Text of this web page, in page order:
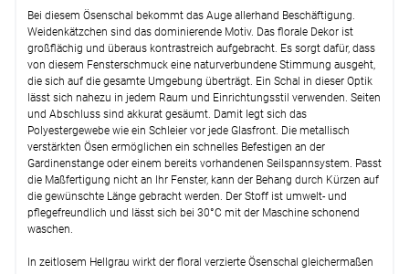
Bei diesem Ösenschal bekommt das Auge allerhand Beschäftigung.
Weidenkätzchen sind das dominierende Motiv. Das florale Dekor ist
großflächig und überaus kontrastreich aufgebracht. Es sorgt dafür, dass
von diesem Fensterschmuck eine naturverbundene Stimmung ausgeht,
die sich auf die gesamte Umgebung überträgt. Ein Schal in dieser Optik
lässt sich nahezu in jedem Raum und Einrichtungsstil verwenden. Seiten
und Abschluss sind akkurat gesäumt. Damit legt sich das
Polyestergewebe wie ein Schleier vor jede Glasfront. Die metallisch
verstärkten Ösen ermöglichen ein schnelles Befestigen an der
Gardinenstange oder einem bereits vorhandenen Seilspannsystem. Passt
die Maßfertigung nicht an Ihr Fenster, kann der Behang durch Kürzen auf
die gewünschte Länge gebracht werden. Der Stoff ist umwelt- und
pflegefreundlich und lässt sich bei 30°C mit der Maschine schonend
waschen.
In zeitlosem Hellgrau wirkt der floral verzierte Ösenschal gleichermaßen